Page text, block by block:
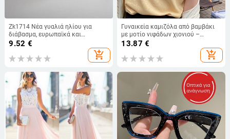
Zk1714 Νέα γυαλιά ηλίου για
διάβασμα, ευρωπαϊκά και
αμερικανικά, μοντέρνα γυαλιά
ηλίου Cat Eye, εξαιρετικά ελαφριά
γυαλιά ηλίου πρεσβυωπίας HD,
9.52 €
add_shopping_cart
Γυναικεία καμιζόλα από βαμβάκι
με μοτίο νιφάδων χιονιού –
φαρδιά, χωρίς μανίκια κορμί για το
καλοκαίρι, για layering, με διπλές
τιράντες
13.87 €
add_shopping_cart